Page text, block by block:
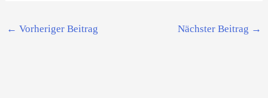
← Vorheriger Beitrag Nächster Beitrag →